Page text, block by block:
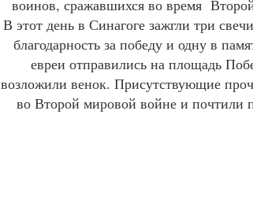
воинов, сражавшихся во время
В этот день в Синагоге зажгли три
благодарность за победу и одну в
евреи отправились на площадь
возложили венок. Присутствующие
во Второй мировой войне и почтили